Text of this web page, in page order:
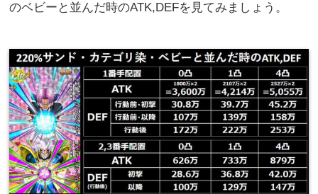
のベビーと並んだ時のATK,DEFを見てみましょう。